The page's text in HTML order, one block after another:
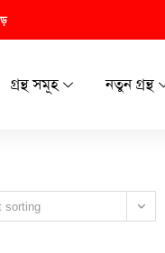
গ্রন্থ সমূহ নতুন গ্রন্থ
sorting